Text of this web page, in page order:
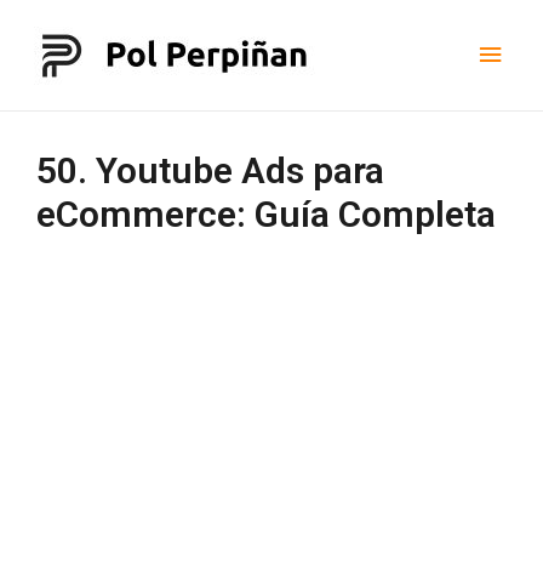
50. Youtube Ads para
eCommerce: Guía Completa